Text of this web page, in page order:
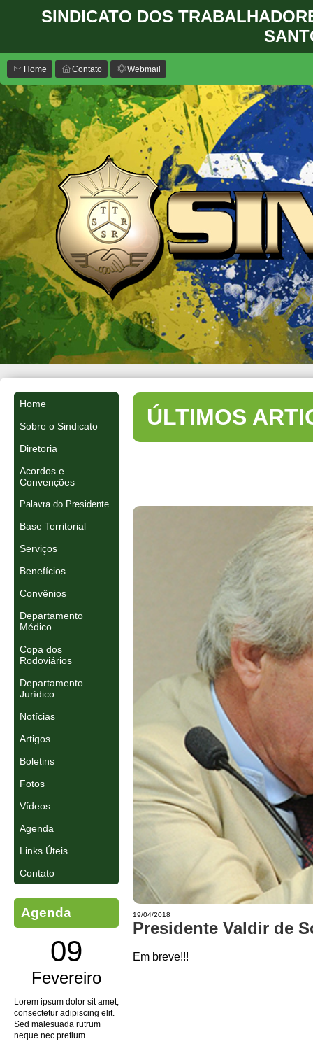
SINDICATO DOS
Home Contato Webmail
Home
Sobre o Sindicato
Diretoria
Acordos e
Convenções
Palavra do Presidente
Base Territorial
Serviços
Benefícios
Convênios
Departamento
Médico
Copa dos
Rodoviários
Departamento
Jurídico
Notícias
Artigos
Boletins
Fotos
Vídeos
Agenda
Links Úteis
Contato
Agenda
09
Fevereiro
Lorem ipsum dolor sit amet,
consectetur adipiscing elit.
Sed malesuada rutrum
neque nec pretium.
ÚLTIMOS
19/04/2018
Presidente Valdir de
Em breve!!!